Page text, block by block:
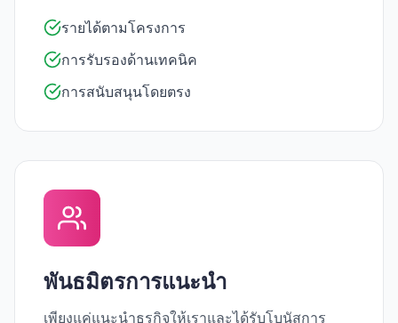
รายได้ตามโครงการ
การรับรองด้านเทคนิค
การสนับสนุนโดยตรง
พันธมิตรการแนะนำ
เพียงแค่แนะนำธุรกิจให้เราและได้รับโบนัสการ